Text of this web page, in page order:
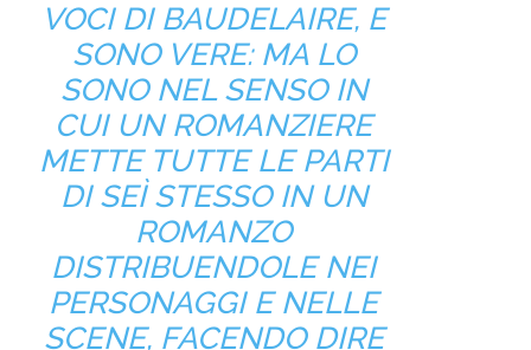
VOCI DI BAUDELAIRE, E
SONO VERE: MA LO
SONO NEL SENSO IN
CUI UN ROMANZIERE
METTE TUTTE LE PARTI
DI SEÌ STESSO IN UN
ROMANZO
DISTRIBUENDOLE NEI
PERSONAGGI E NELLE
SCENE, FACENDO DIRE